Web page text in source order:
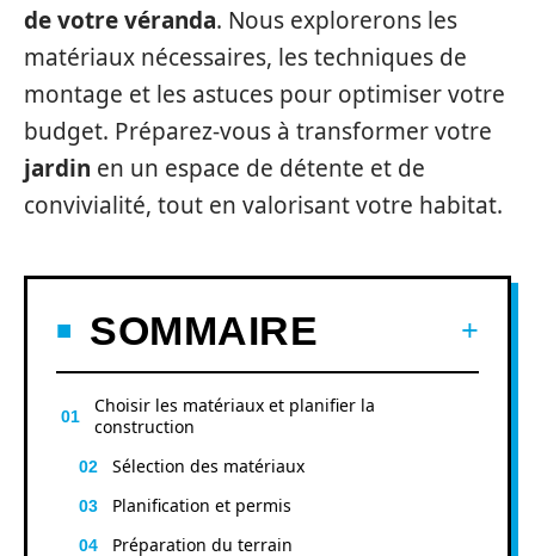
de votre véranda. Nous explorerons les
matériaux nécessaires, les techniques de
montage et les astuces pour optimiser votre
budget. Préparez-vous à transformer votre
jardin en un espace de détente et de
convivialité, tout en valorisant votre habitat.
SOMMAIRE
Choisir les matériaux et planifier la
construction
Sélection des matériaux
Planification et permis
Préparation du terrain